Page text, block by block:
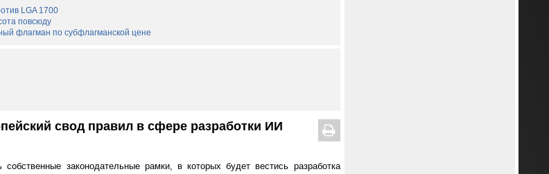
LGA 1700
повсюду
флагман по субфлагманской цене
свод правил в сфере разработки ИИ
законодательные рамки, в которых будет вестись разработка